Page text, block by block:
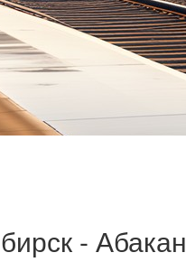
- Абакан